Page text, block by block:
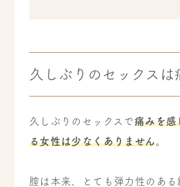
久しぶりのセックスは
久しぶりのセックスで痛みを感
る女性は少なくありません。
膣は本来、とても弾力性のある